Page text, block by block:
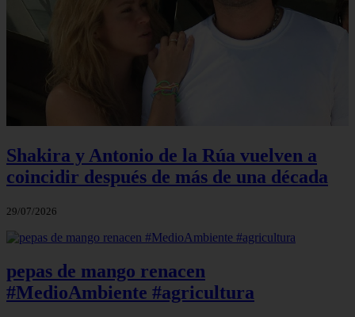
Shakira y Antonio de la Rúa vuelven a
coincidir después de más de una década
29/07/2026
pepas de mango renacen
#MedioAmbiente #agricultura